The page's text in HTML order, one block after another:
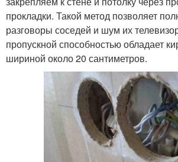
прокладки. Такой метод позволяет
разговоры соседей и шум их
пропускной способностью обладает
шириной около 20 сантиметров.